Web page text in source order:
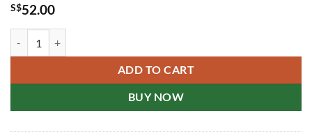
S$52.00
ADD TO CART
BUY NOW